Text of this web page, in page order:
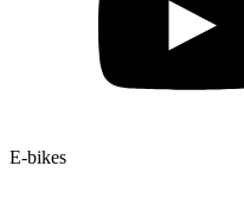
E-bikes